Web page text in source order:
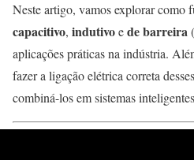
Neste artigo, vamos explorar como
capacitivo, indutivoede barreira
aplicações práticas na indústria.
fazer a ligação elétrica correta
combiná-los em sistemas